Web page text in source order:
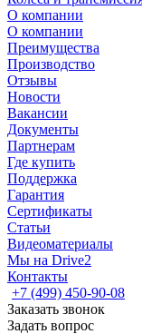
О компании
О компании
Преимущества
Производство
Отзывы
Новости
Вакансии
Документы
Партнерам
Где купить
Поддержка
Гарантия
Сертификаты
Статьи
Видеоматериалы
Мы на Drive2
Контакты
+7 (499) 450-90-08
Заказать звонок
Задать вопрос